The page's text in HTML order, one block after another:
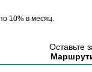
10% в месяц.
Оставьте